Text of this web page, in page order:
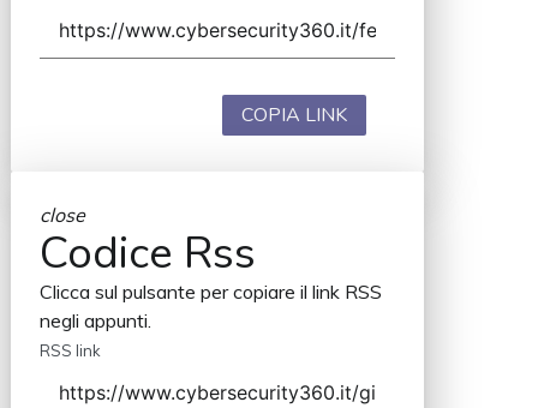
COPIA LINK
close
Codice Rss
Clicca sul pulsante per copiare il link RSS
negli appunti.
RSS link